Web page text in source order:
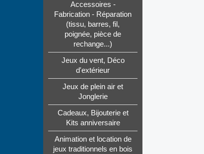
Accessoires -
Fabrication - Réparation
(tissu, barres, fil,
poignée, pièce de
rechange...)
Jeux du vent, Déco
d'extérieur
Jeux de plein air et
Jonglerie
Cadeaux, Bijouterie et
Kits anniversaire
Animation et location de
jeux traditionnels en bois